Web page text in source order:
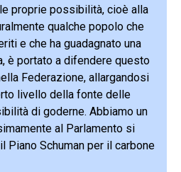
proprie possibilità, cioè alla
qualche popolo che
e che ha guadagnato una
è portato a difendere questo
Federazione, allargandosi
livello della fonte delle
di goderne. Abbiamo un
al Parlamento si
Piano Schuman per il carbone